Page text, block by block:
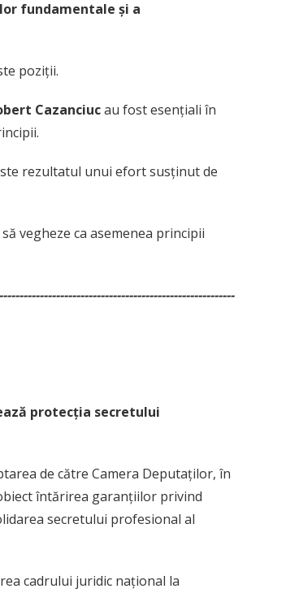
fundamentale și a
poziții.
Cazanciucau fost esențiali în
rezultatul unui efort susținut de
vegheze ca asemenea principii
protecția secretului
de către Camera Deputaților, în
întărirea garanțiilor privind
secretului profesional al
cadrului juridic național la